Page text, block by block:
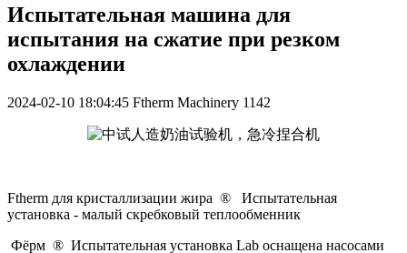
Испытательная машина для
испытания на сжатие при резком
охлаждении
2024-02-10 18:04:45 Ftherm Machinery 1142
Ftherm для кристаллизации жира ® Испытательная
установка - малый скребковый теплообменник
Фёрм ® Испытательная установка Lab оснащена насосами